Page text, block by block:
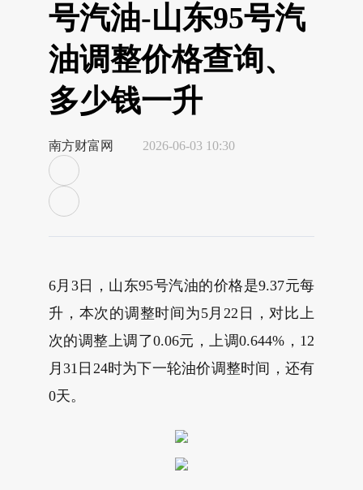
号汽油-山东95号汽
油调整价格查询、
多少钱一升
南方财富网 2026-06-03 10:30
6月3日，山东95号汽油的价格是9.37元每
升，本次的调整时间为5月22日，对比上
次的调整上调了0.06元，上调0.644%，12
月31日24时为下一轮油价调整时间，还有
0天。